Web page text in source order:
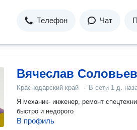
Телефон Чат
Вячеслав Соловьев
Краснодарский край · В сети 1 д.
Я механик- инженер, ремонт
быстро и недорого
В профиль